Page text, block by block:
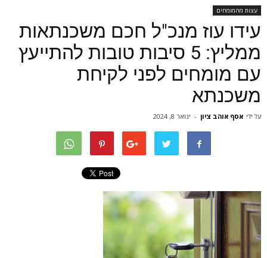
עצות מהמומחים
עידו עוז מנכ"ל חכם משכנתאות
ממליץ: 5 סיבות טובות להתייעץ
עם מומחים לפני לקיחת
משכנתא
על ידי אסף אוהב ציון - ינואר 8, 2024